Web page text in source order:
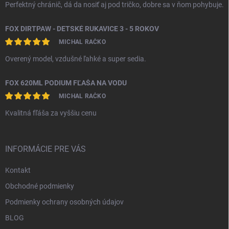
Perfektný chránič, dá da nosiť aj pod tričko, dobre sa v ňom pohybuje.
FOX DIRTPAW - DETSKÉ RUKAVICE 3 - 5 ROKOV
MICHAL RAČKO
Overený model, vzdušné ľahké a super sedia.
FOX 620ML PODIUM FĽAŠA NA VODU
MICHAL RAČKO
Kvalitná fľáša za vyššiu cenu
INFORMÁCIE PRE VÁS
Kontakt
Obchodné podmienky
Podmienky ochrany osobných údajov
BLOG